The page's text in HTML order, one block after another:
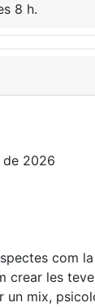
8 h.
2026
com
crear les
un mix,